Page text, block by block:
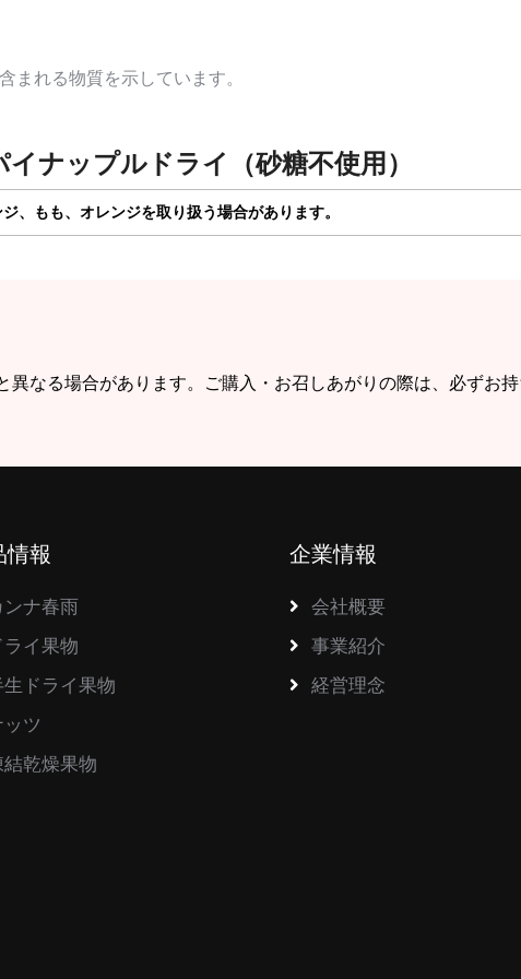
まれる物質を示しています。
イナップルドライ（砂糖不使用）
、もも、オレンジを取り扱う場合があります。
なる場合があります。ご購入・お召しあがりの際は、必ずお
情報
ンナ春雨
ライ果物
生ドライ果物
ッツ
結乾燥果物
企業情報
会社概要
事業紹介
経営理念